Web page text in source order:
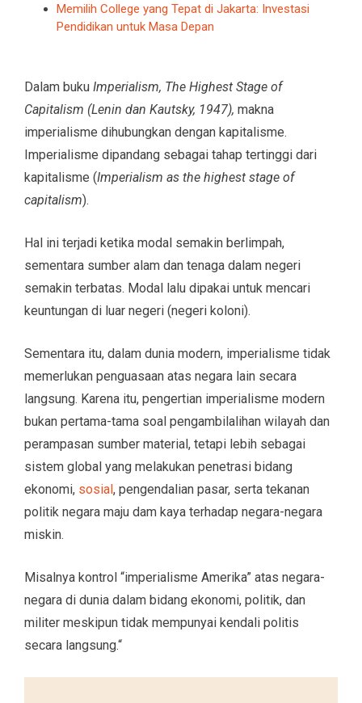
Memilih College yang Tepat di Jakarta: Investasi
Pendidikan untuk Masa Depan
Dalam buku Imperialism, The Highest Stage of
Capitalism (Lenin dan Kautsky, 1947), makna
imperialisme dihubungkan dengan kapitalisme.
Imperialisme dipandang sebagai tahap tertinggi dari
kapitalisme (Imperialism as the highest stage of
capitalism).
Hal ini terjadi ketika modal semakin berlimpah,
sementara sumber alam dan tenaga dalam negeri
semakin terbatas. Modal lalu dipakai untuk mencari
keuntungan di luar negeri (negeri koloni).
Sementara itu, dalam dunia modern, imperialisme tidak
memerlukan penguasaan atas negara lain secara
langsung. Karena itu, pengertian imperialisme modern
bukan pertama-tama soal pengambilalihan wilayah dan
perampasan sumber material, tetapi lebih sebagai
sistem global yang melakukan penetrasi bidang
ekonomi, sosial, pengendalian pasar, serta tekanan
politik negara maju dam kaya terhadap negara-negara
miskin.
Misalnya kontrol “imperialisme Amerika” atas negara-
negara di dunia dalam bidang ekonomi, politik, dan
militer meskipun tidak mempunyai kendali politis
secara langsung.“